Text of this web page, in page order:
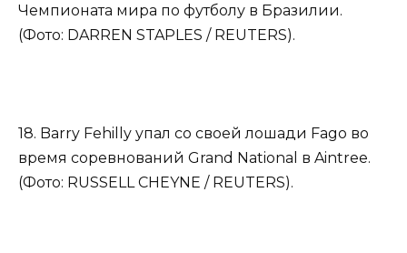
Чемпионата мира по футболу в Бразилии.
(Фото: DARREN STAPLES / REUTERS).
18. Barry Fehilly упал со своей лошади Fago во
время соревнований Grand National в Aintree.
(Фото: RUSSELL CHEYNE / REUTERS).